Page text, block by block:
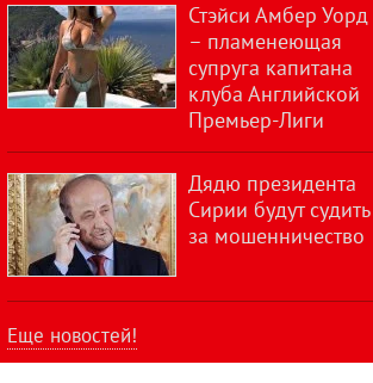
Стэйси Амбер Уорд
– пламенеющая
супруга капитана
клуба Английской
Премьер-Лиги
Дядю президента
Сирии будут судить
за мошенничество
Еще новостей!